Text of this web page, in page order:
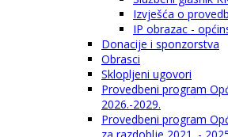
Izvješća o
IP obrazac -
Donacije i sponzorstva
Obrasci
Sklopljeni ugovori
Provedbeni program
2026.-2029.
Provedbeni program
za razdoblje 2021. -